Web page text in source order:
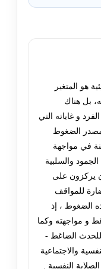
هو المتغير
بل هناك
و غاياته التي
مصدر الضغوط
في مواجهة
والسلبية
يركزون على
للمواقف
الضغوط ، إذ
و مواجهته وكما
للحدث الضاغط -
والاجتماعية
النفسية .